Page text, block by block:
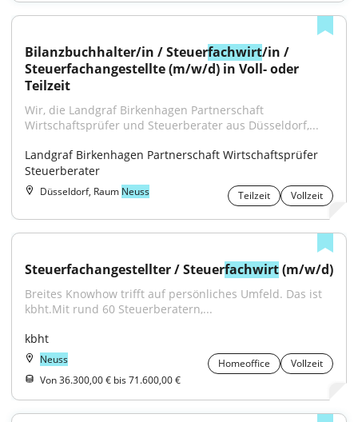
Bilanzbuchhalter/in / Steuerfachwirt/in /
Steuerfachangestellte (m/w/d) in Voll- oder
Teilzeit
﻿Wir, die Landgraf Birkenhagen Partnerschaft
Wirtschaftsprüfer und Steuerberater aus Düsseldorf,...
Landgraf Birkenhagen Partnerschaft Wirtschaftsprüfer
Steuerberater
Düsseldorf, Raum Neuss Teilzeit Vollzeit
Steuerfachangestellter / Steuerfachwirt (m/w/d)
Breites Knowhow trifft auf persönliches Umfeld. Das ist
kbht.Mit rund 60 Steuerberatern,...
kbht
Neuss Homeoffice
Vollzeit
Von 36.300,00 € bis 71.600,00 €